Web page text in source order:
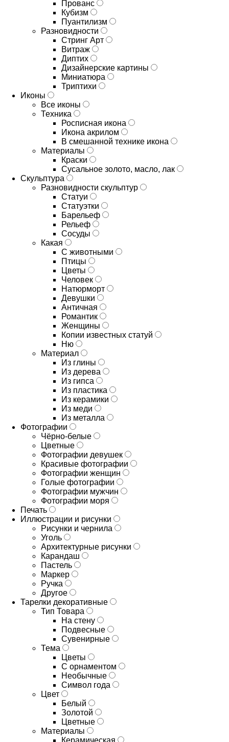
Прованс
Кубизм
Пуантилизм
Разновидности
Стринг Арт
Витраж
Диптих
Дизайнерские картины
Миниатюра
Триптихи
Иконы
Все иконы
Техника
Росписная икона
Икона акрилом
В смешанной технике икона
Материалы
Краски
Сусальное золото, масло, лак
Скульптура
Разновидности скульптур
Статуи
Статуэтки
Барельеф
Рельеф
Сосуды
Какая
С животными
Птицы
Цветы
Человек
Натюрморт
Девушки
Античная
Романтик
Женщины
Копии известных статуй
Ню
Материал
Из глины
Из дерева
Из гипса
Из пластика
Из керамики
Из меди
Из металла
Фотографии
Чёрно-белые
Цветные
Фотографии девушек
Красивые фотографии
Фотографии женщин
Голые фотографии
Фотографии мужчин
Фотографии моря
Печать
Иллюстрации и рисунки
Рисунки и чернила
Уголь
Архитектурные рисунки
Карандаш
Пастель
Маркер
Ручка
Другое
Тарелки декоративные
Тип Товара
На стену
Подвесные
Сувенирные
Тема
Цветы
С орнаментом
Необычные
Символ года
Цвет
Белый
Золотой
Цветные
Материалы
Керамическая